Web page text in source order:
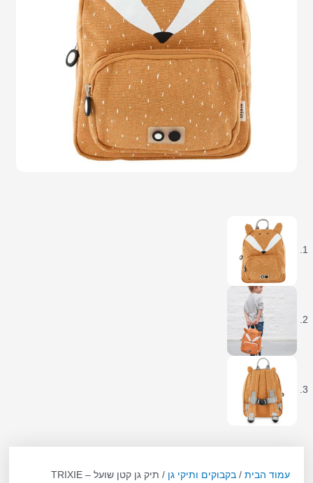
עמוד הבית /בקבוקים ותיקי גן / תיק גן קטן שועל – TRIXIE